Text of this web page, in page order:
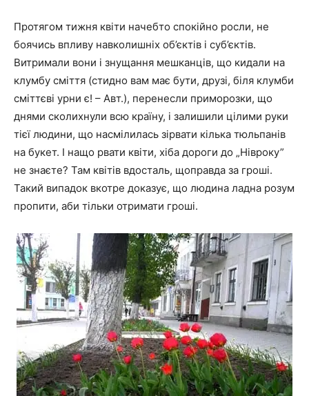
Протягом тижня квіти начебто спокійно росли, не
боячись впливу навколишніх об’єктів і суб’єктів.
Витримали вони і знущання мешканців, що кидали на
клумбу сміття (стидно вам має бути, друзі, біля клумби
сміттєві урни є! – Авт.), перенесли приморозки, що
днями сколихнули всю країну, і залишили цілими руки
тієї людини, що насмілилась зірвати кілька тюльпанів
на букет. І нащо рвати квіти, хіба дороги до „Нівроку”
не знаєте? Там квітів вдосталь, щоправда за гроші.
Такий випадок вкотре доказує, що людина ладна розум
пропити, аби тільки отримати гроші.